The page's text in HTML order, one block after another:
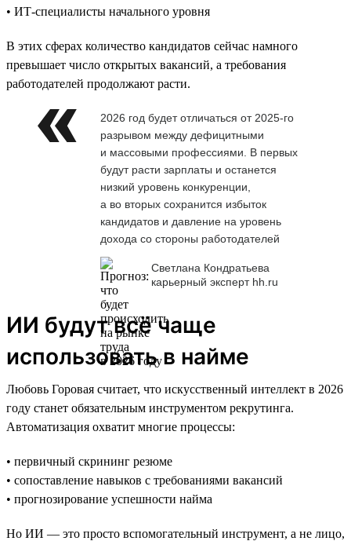
• ИТ-специалисты начального уровня
В этих сферах количество кандидатов сейчас намного
превышает число открытых вакансий, а требования
работодателей продолжают расти.
2026 год будет отличаться от 2025-го
разрывом между дефицитными
и массовыми профессиями. В первых
будут расти зарплаты и останется
низкий уровень конкуренции,
а во вторых сохранится избыток
кандидатов и давление на уровень
дохода со стороны работодателей
Светлана Кондратьева
карьерный эксперт hh.ru
ИИ будут всё чаще
использовать в найме
Любовь Горовая считает, что искусственный интеллект в 2026
году станет обязательным инструментом рекрутинга.
Автоматизация охватит многие процессы:
• первичный скрининг резюме
• сопоставление навыков с требованиями вакансий
• прогнозирование успешности найма
Но ИИ — это просто вспомогательный инструмент, а не лицо,